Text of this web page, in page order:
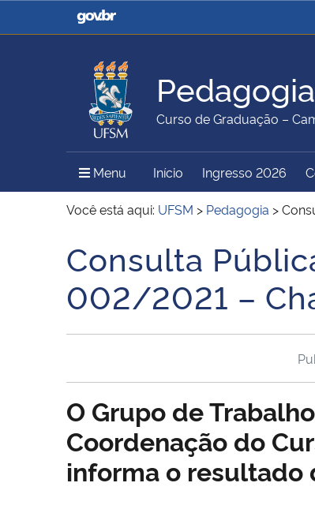
Casa Civil
Ministério da
Ministério da Agricultura,
Pecuária e Abastecimento
Ministério da
Ministério do Meio Ambiente Ministério do
Secretaria de Governo
Gabinete de
Institucional
Pedagogia
Curso de Graduação –
Menu Menu Principal do Sítio
Início Ingresso 2026
Você está aqui: UFSM > Pedagogia >
Início do conteúdo
Consulta
002/2021 –
O Grupo de
Coordenação do
informa o resultado